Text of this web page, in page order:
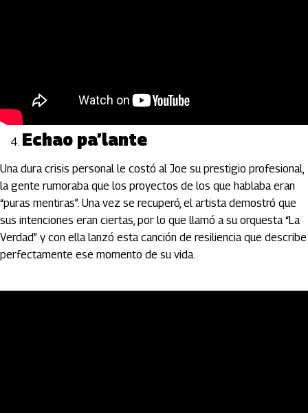
Echao pa’lante
Una dura crisis personal le costó al Joe su prestigio profesional,
la gente rumoraba que los proyectos de los que hablaba eran
“puras mentiras”. Una vez se recuperó, el artista demostró que
sus intenciones eran ciertas, por lo que llamó a su orquesta “La
Verdad” y con ella lanzó esta canción de resiliencia que describe
perfectamente ese momento de su vida.